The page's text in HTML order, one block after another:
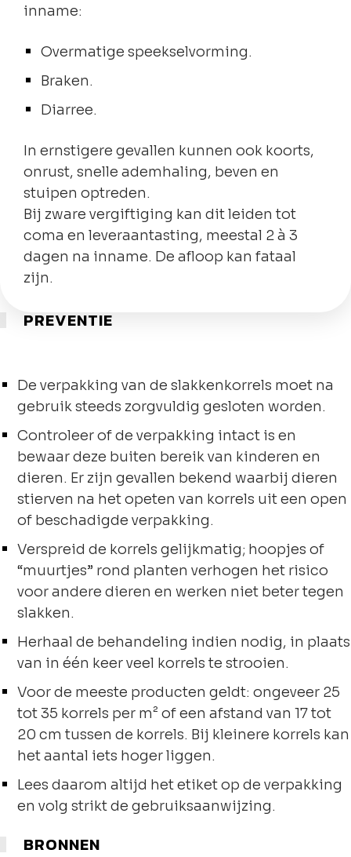
inname:
Overmatige speekselvorming.
Braken.
Diarree.
In ernstigere gevallen kunnen ook koorts,
onrust, snelle ademhaling, beven en
stuipen optreden.
Bij zware vergiftiging kan dit leiden tot
coma en leveraantasting, meestal 2 à 3
dagen na inname. De afloop kan fataal
zijn.
PREVENTIE
De verpakking van de slakkenkorrels moet na
gebruik steeds zorgvuldig gesloten worden.
Controleer of de verpakking intact is en
bewaar deze buiten bereik van kinderen en
dieren. Er zijn gevallen bekend waarbij dieren
stierven na het opeten van korrels uit een open
of beschadigde verpakking.
Verspreid de korrels gelijkmatig; hoopjes of
“muurtjes” rond planten verhogen het risico
voor andere dieren en werken niet beter tegen
slakken.
Herhaal de behandeling indien nodig, in plaats
van in één keer veel korrels te strooien.
Voor de meeste producten geldt: ongeveer 25
tot 35 korrels per m² of een afstand van 17 tot
20 cm tussen de korrels. Bij kleinere korrels kan
het aantal iets hoger liggen.
Lees daarom altijd het etiket op de verpakking
en volg strikt de gebruiksaanwijzing.
BRONNEN